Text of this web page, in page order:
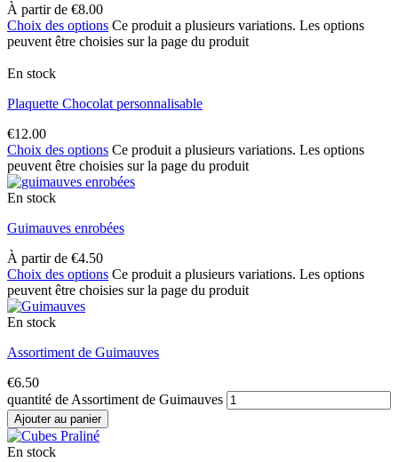
À partir de €8.00
Choix des options Ce produit a plusieurs variations. Les options
peuvent être choisies sur la page du produit
En stock
Plaquette Chocolat personnalisable
€12.00
Choix des options Ce produit a plusieurs variations. Les options
peuvent être choisies sur la page du produit
En stock
Guimauves enrobées
À partir de €4.50
Choix des options Ce produit a plusieurs variations. Les options
peuvent être choisies sur la page du produit
En stock
Assortiment de Guimauves
€6.50
quantité de Assortiment de Guimauves
Ajouter au panier
En stock